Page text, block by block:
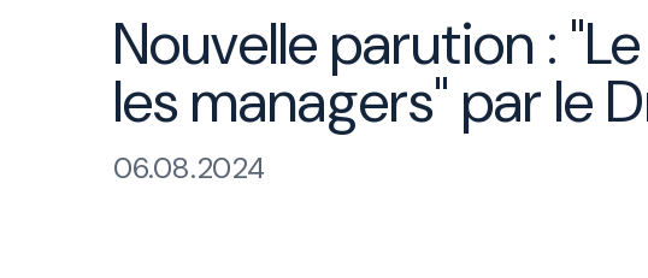
Nouvelle parution :
les managers" par le
06.08.2024